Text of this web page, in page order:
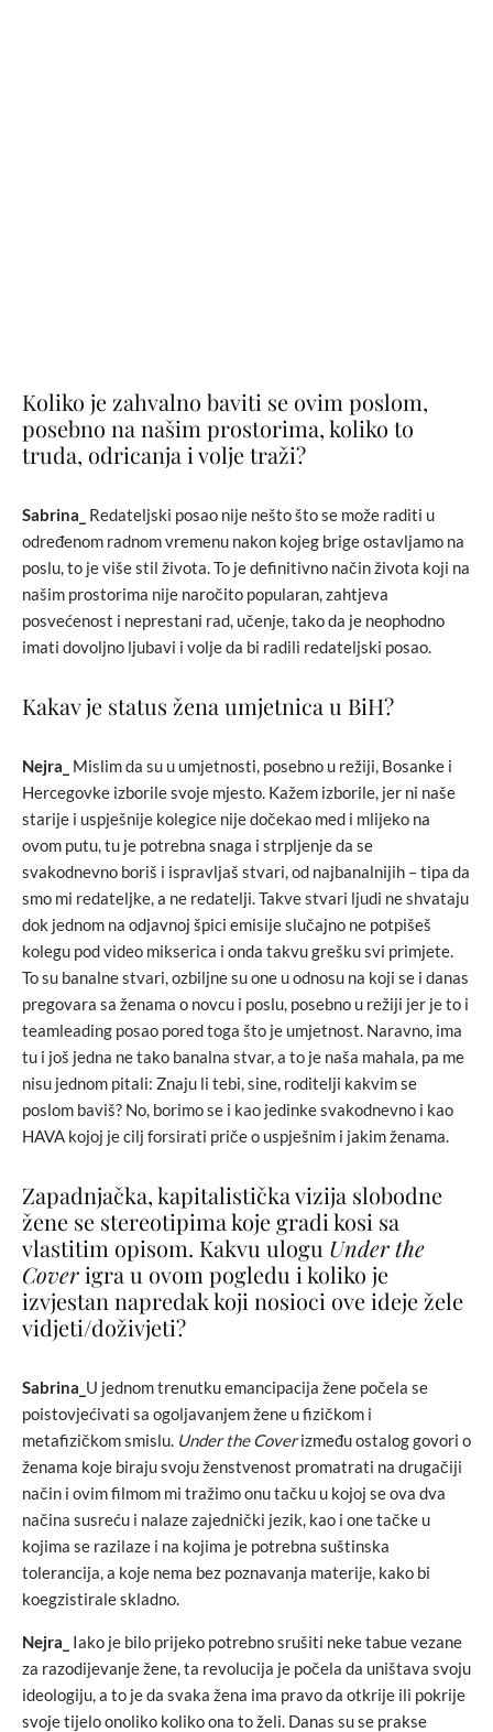
Koliko je zahvalno baviti se ovim poslom,
posebno na našim prostorima, koliko to
truda, odricanja i volje traži?
Sabrina_
Redateljski posao nije nešto što se može raditi u
određenom radnom vremenu nakon kojeg brige ostavljamo na
poslu, to je više stil života. To je definitivno način života koji na
našim prostorima nije naročito popularan, zahtjeva
posvećenost i neprestani rad, učenje, tako da je neophodno
imati dovoljno ljubavi i volje da bi radili redateljski posao.
Kakav je status žena umjetnica u BiH?
Nejra_
Mislim da su u umjetnosti, posebno u režiji, Bosanke i
Hercegovke izborile svoje mjesto. Kažem izborile, jer ni naše
starije i uspješnije kolegice nije dočekao med i mlijeko na
ovom putu, tu je potrebna snaga i strpljenje da se
svakodnevno boriš i ispravljaš stvari, od najbanalnijih – tipa da
smo mi redateljke, a ne redatelji. Takve stvari ljudi ne shvataju
dok jednom na odjavnoj špici emisije slučajno ne potpišeš
kolegu pod video mikserica i onda takvu grešku svi primjete.
To su banalne stvari, ozbiljne su one u odnosu na koji se i danas
pregovara sa ženama o novcu i poslu, posebno u režiji jer je to i
teamleading posao pored toga što je umjetnost. Naravno, ima
tu i još jedna ne tako banalna stvar, a to je naša mahala, pa me
nisu jednom pitali: Znaju li tebi, sine, roditelji kakvim se
poslom baviš? No, borimo se i kao jedinke svakodnevno i kao
HAVA kojoj je cilj forsirati priče o uspješnim i jakim ženama.
Zapadnjačka, kapitalistička vizija slobodne
žene se stereotipima koje gradi kosi sa
vlastitim opisom. Kakvu ulogu Under the
Coverigra u ovom pogledu i koliko je
izvjestan napredak koji nosioci ove ideje žele
vidjeti/doživjeti?
Sabrina_ U jednom trenutku emancipacija žene počela se
poistovjećivati sa ogoljavanjem žene u fizičkom i
metafizičkom smislu. Under the Coverizmeđu ostalog govori o
ženama koje biraju svoju ženstvenost promatrati na drugačiji
način i ovim filmom mi tražimo onu tačku u kojoj se ova dva
načina susreću i nalaze zajednički jezik, kao i one tačke u
kojima se razilaze i na kojima je potrebna suštinska
tolerancija, a koje nema bez poznavanja materije, kako bi
koegzistirale skladno.
Nejra_
Iako je bilo prijeko potrebno srušiti neke tabue vezane
za razodijevanje žene, ta revolucija je počela da uništava svoju
ideologiju, a to je da svaka žena ima pravo da otkrije ili pokrije
svoje tijelo onoliko koliko ona to želi. Danas su se prakse